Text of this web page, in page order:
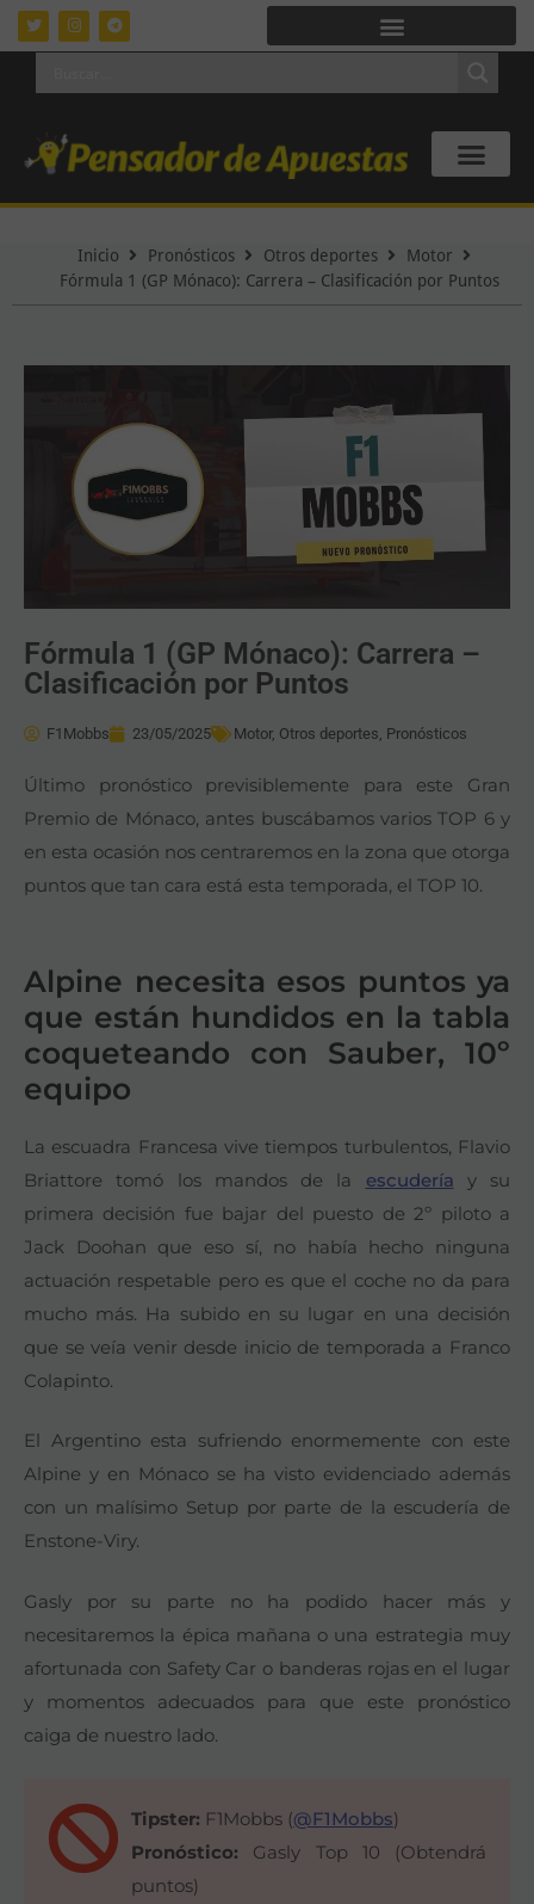
Inicio Pronósticos Otros deportes
Motor
Fórmula 1 (GP Mónaco): Carrera – Clasificación por Puntos
Fórmula 1 (GP Mónaco): Carrera –
Clasificación por Puntos
F1Mobbs 23/05/2025 Motor, Otros deportes, Pronósticos
Último pronóstico previsiblemente para este Gran
Premio de Mónaco, antes buscábamos varios TOP 6 y
en esta ocasión nos centraremos en la zona que otorga
puntos que tan cara está esta temporada, el TOP 10.
Alpine necesita esos puntos ya
que están hundidos en la tabla
coqueteando con Sauber, 10º
equipo
La escuadra Francesa vive tiempos turbulentos, Flavio
Briattore tomó los mandos de la escudería y su
primera decisión fue bajar del puesto de 2º piloto a
Jack Doohan que eso sí, no había hecho ninguna
actuación respetable pero es que el coche no da para
mucho más. Ha subido en su lugar en una decisión
que se veía venir desde inicio de temporada a Franco
Colapinto.
El Argentino esta sufriendo enormemente con este
Alpine y en Mónaco se ha visto evidenciado además
con un malísimo Setup por parte de la escudería de
Enstone-Viry.
Gasly por su parte no ha podido hacer más y
necesitaremos la épica mañana o una estrategia muy
afortunada con Safety Car o banderas rojas en el lugar
y momentos adecuados para que este pronóstico
caiga de nuestro lado.
Tipster: F1Mobbs (@F1Mobbs)
Pronóstico: Gasly Top 10 (Obtendrá
puntos)